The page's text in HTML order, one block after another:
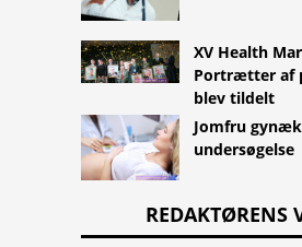
XV Health
Portrætter af
blev tildelt
Jomfru
undersøgelse
REDAKTØRENS